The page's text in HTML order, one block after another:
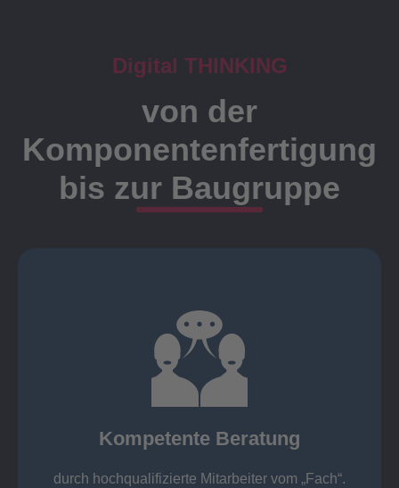
Digital THINKING
von der
Komponentenfertigung
bis zur Baugruppe
Kompetente Beratung
durch hochqualifizierte Mitarbeiter vom „Fach“.
Kompetente Beratung durch
„Fach“.
findet die Kundenbetreuung ausschließlich durch
Meister, Techniker oder Ingenieure statt.
Ansprechpartner